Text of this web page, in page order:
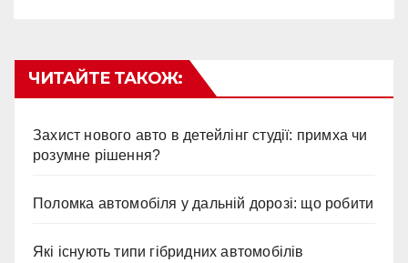
ЧИТАЙТЕ ТАКОЖ:
Захист нового авто в детейлінг студії: примха чи
розумне рішення?
Поломка автомобіля у дальній дорозі: що робити
Які існують типи гібридних автомобілів